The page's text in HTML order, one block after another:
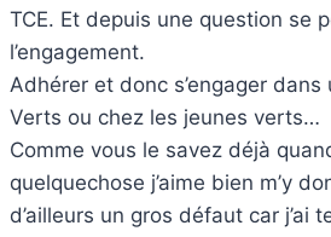
TCE. Et depuis une question se
l’engagement.
Adhérer et donc s’engager
Verts ou chez les jeunes verts…
Comme vous le savez déjà
quelquechose j’aime bien m’y
d’ailleurs un gros défaut car j’ai